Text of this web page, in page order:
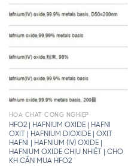
HÓA CHẤT CÔNG NGHIỆP
HFO2 | HAFNIUM OXIDE | HAFNI
OXIT | HAFNIUM DIOXIDE | OXIT
HAFNI | HAFNIUM (IV) OXIDE |
HAFNIUM OXIDE CHỊU NHIỆT | CHO
KH CẦN MUA HFO2